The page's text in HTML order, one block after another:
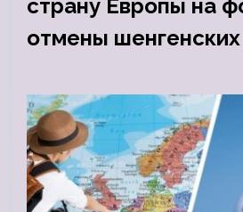
страну Европы на
отмены шенгенских